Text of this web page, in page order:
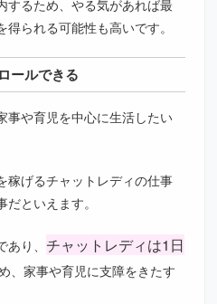
するため、やる気があれば最
られる可能性も高いです。
ールできる
事や育児を中心に生活したい
稼げるチャットレディの仕事
といえます。
あり、チャットレディは1日
、家事や育児に支障をきたす